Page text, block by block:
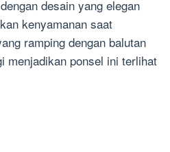
desain yang elegan
kenyamanan saat
ramping dengan balutan
menjadikan ponsel ini terlihat